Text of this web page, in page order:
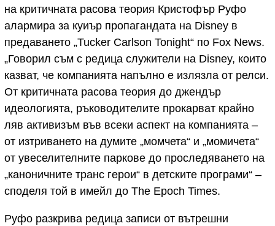
на критичната расова теория Кристофър Руфо
алармира за куиър пропагандата на Disney в
предаването „Tucker Carlson Tonight“ по Fox News.
„Говорил съм с редица служители на Disney, които
казват, че компанията напълно е излязла от релси.
От критичната расова теория до джендър
идеологията, ръководителите прокарват крайно
ляв активизъм във всеки аспект на компанията –
от изтриването на думите „момчета“ и „момичета“
от увеселителните паркове до проследяването на
„каноничните транс герои“ в детските програми“ –
споделя той в имейл до The Epoch Times.
Руфо разкрива редица записи от вътрешни